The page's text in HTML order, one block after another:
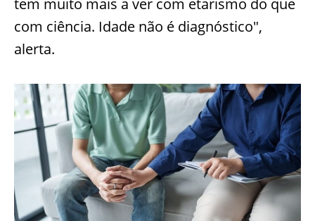
com ciência. Idade não é diagnóstico",
alerta.